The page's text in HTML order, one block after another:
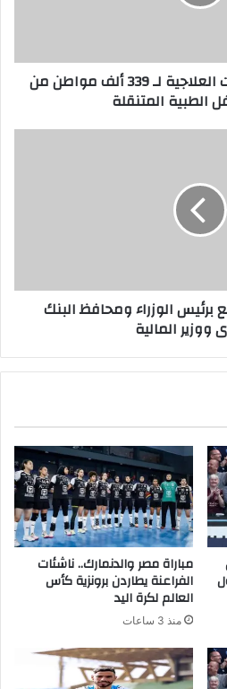
"الصحة": تقديم الخدمات العلاجية لـ 339 ألف مواطن من
الطبية المتنقلة
الوزراء ومحافظ البنك
ووزير المالية
مباراة مصر والدنمارك.. ناشئات
الفراعنة يطاردن برونزية كأس
العالم لكرة اليد
منذ 3 ساعات